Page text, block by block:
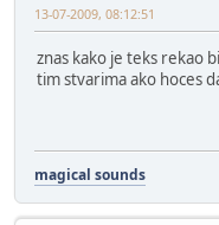
13-07-2009, 08:12:51
znas kako je teks rekao
tim stvarima ako hoces
magical sounds